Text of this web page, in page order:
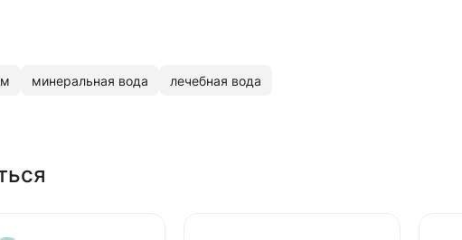
минеральная вода лечебная вода